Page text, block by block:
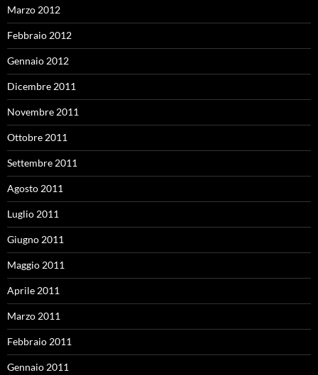
Marzo 2012
Febbraio 2012
Gennaio 2012
Dicembre 2011
Novembre 2011
Ottobre 2011
Settembre 2011
Agosto 2011
Luglio 2011
Giugno 2011
Maggio 2011
Aprile 2011
Marzo 2011
Febbraio 2011
Gennaio 2011